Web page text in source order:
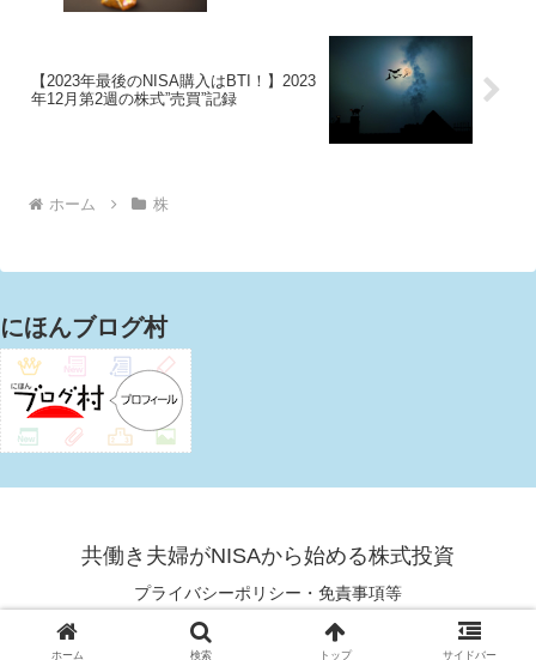
【2023年最後のNISA購入はBTI！】2023
年12月第2週の株式”売買”記録
ホーム 株
にほんブログ村
共働き夫婦がNISAから始める株式投資
プライバシーポリシー・免責事項等
© 2021 共働き夫婦がNISAから始める株式投資.
ホーム 検索 トップ サイドバー